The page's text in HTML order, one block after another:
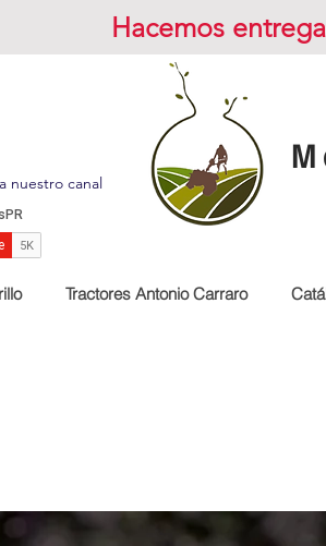
Hacemos
nuestro canal
Tractores Antonio Carraro